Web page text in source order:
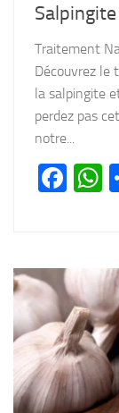
Salpingite
Traitement
Découvrez le
la salpingite
perdez pas
notre...